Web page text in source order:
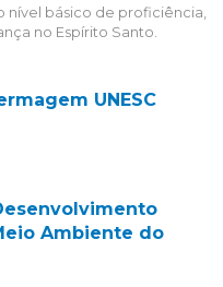
nível básico de proficiência,
no Espírito Santo.
UNESC
Ambiente do